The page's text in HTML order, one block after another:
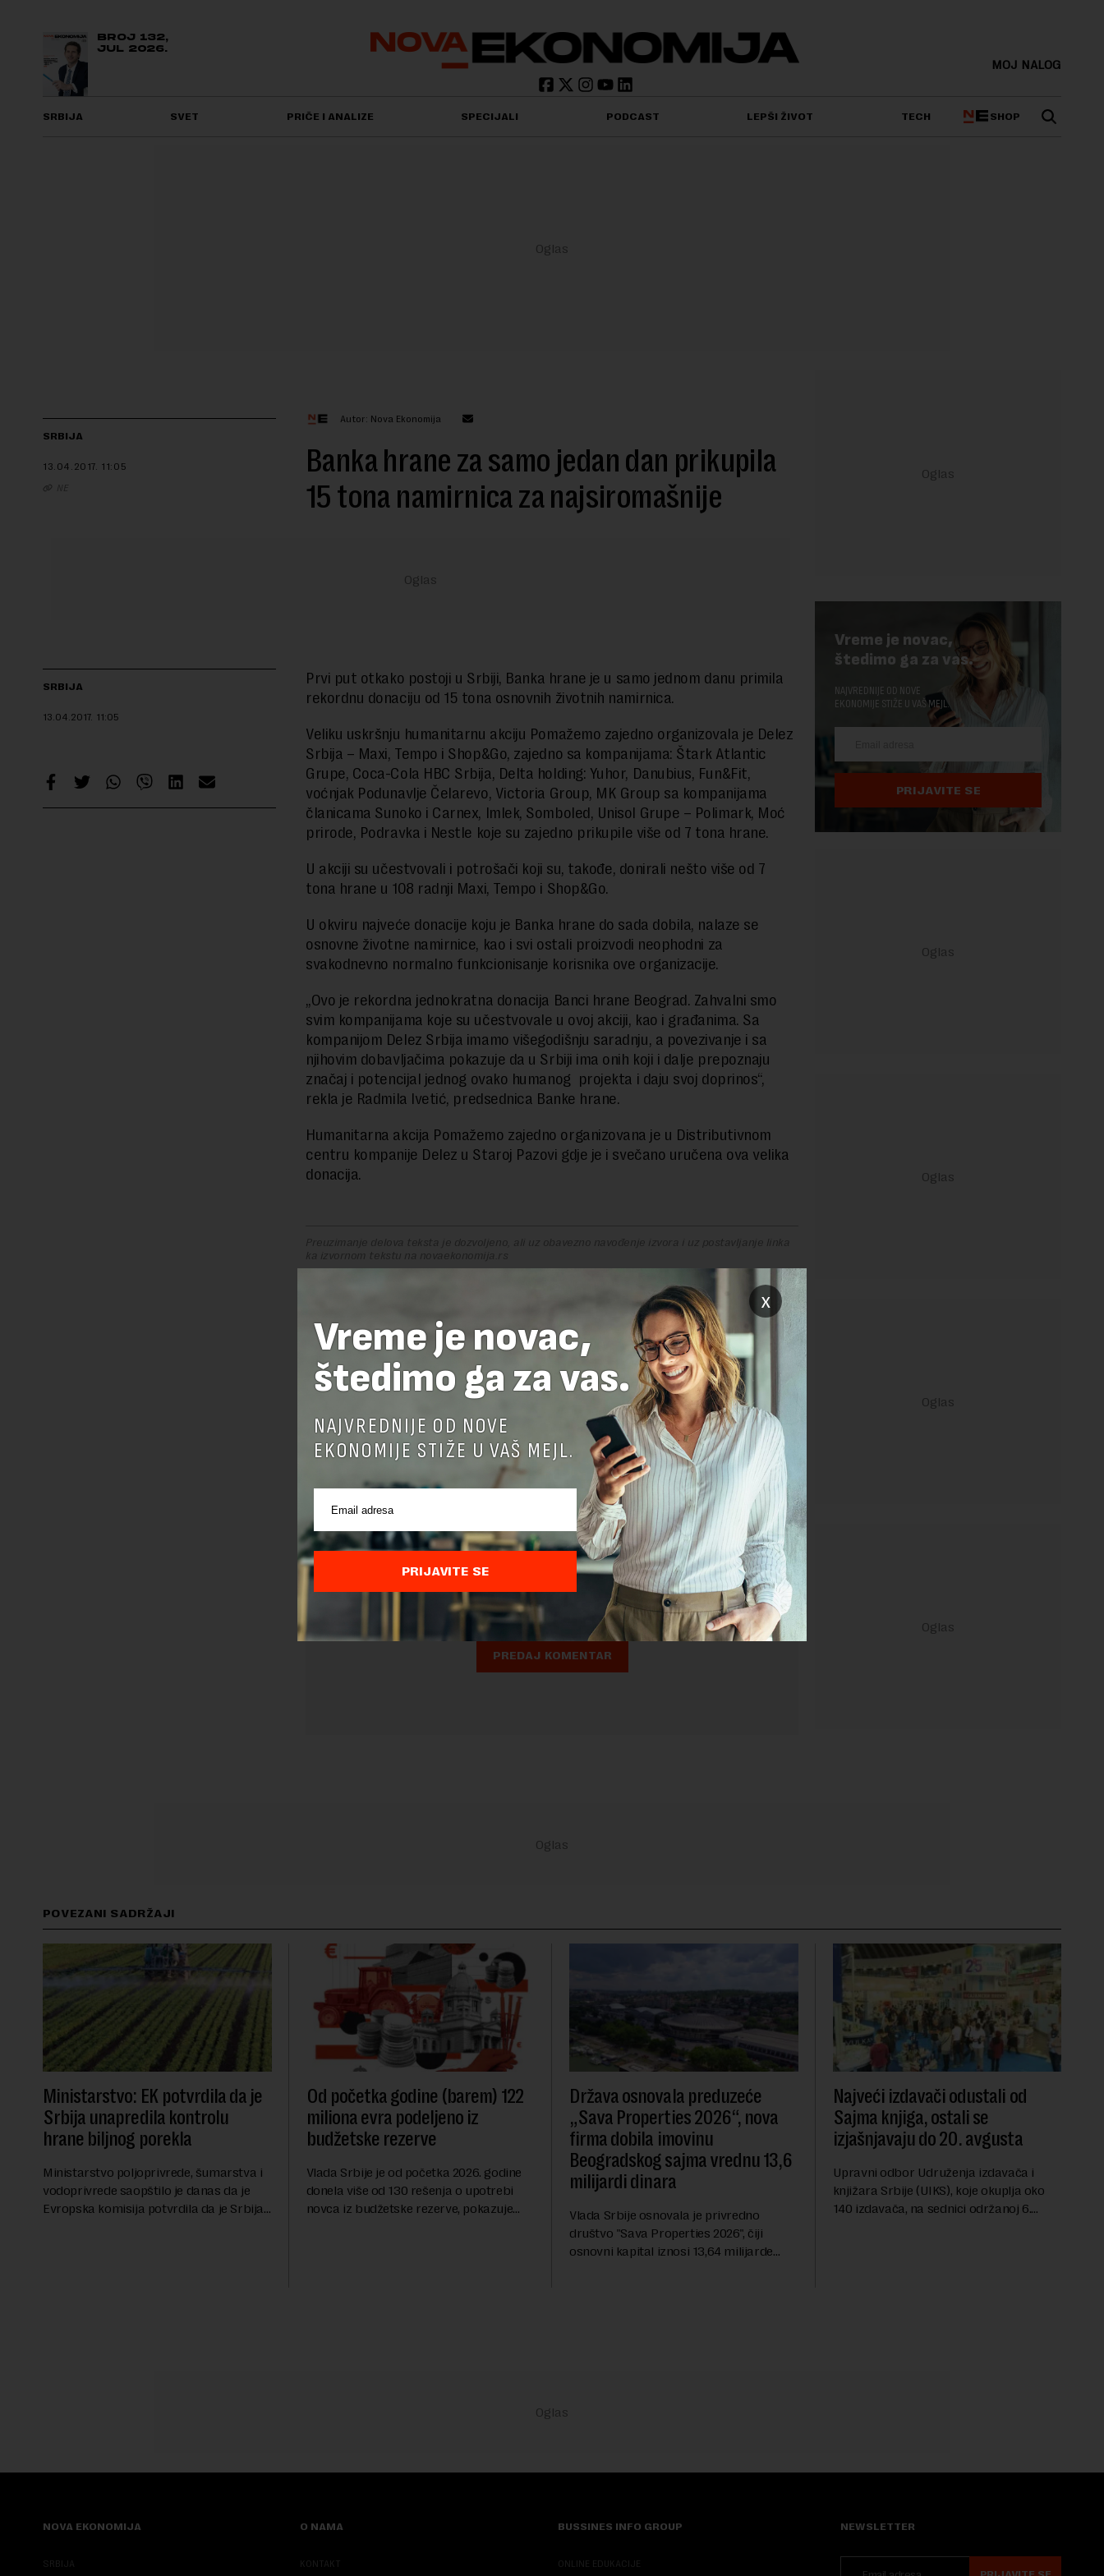
BROJ 132,
JUL 2026.
MOJ NALOG
SRBIJA SVET PRIČE I ANALIZE SPECIJALI PODCAST LEPŠI ŽIVOT TECH SHOP
SRBIJA
13.04.2017. 11:05
NE
Autor: Nova Ekonomija
Banka hrane za samo jedan dan prikupila
15 tona namirnica za najsiromašnije
SRBIJA
13.04.2017. 11:05
Prvi put otkako postoji u Srbiji, Banka hrane je u samo jednom danu primila
rekordnu donaciju od 15 tona osnovnih životnih namirnica.
Veliku uskršnju humanitarnu akciju Pomažemo zajedno organizovala je Delez
Srbija – Maxi, Tempo i Shop&Go, zajedno sa kompanijama: Štark Atlantic
Grupe, Coca-Cola HBC Srbija, Delta holding: Yuhor, Danubius, Fun&Fit,
voćnjak Podunavlje Čelarevo, Victoria Group, MK Group sa kompanijama
članicama Sunoko i Carnex, Imlek, Somboled, Unisol Grupe – Polimark, Moć
prirode, Podravka i Nestle koje su zajedno prikupile više od 7 tona hrane.
U akciji su učestvovali i potrošači koji su, takođe, donirali nešto više od 7
tona hrane u 108 radnji Maxi, Tempo i Shop&Go.
U okviru najveće donacije koju je Banka hrane do sada dobila, nalaze se
osnovne životne namirnice, kao i svi ostali proizvodi neophodni za
svakodnevno normalno funkcionisanje korisnika ove organizacije.
„Ovo je rekordna jednokratna donacija Banci hrane Beograd. Zahvalni smo
svim kompanijama koje su učestvovale u ovoj akciji, kao i građanima. Sa
kompanijom Delez Srbija imamo višegodišnju saradnju, a povezivanje i sa
njihovim dobavljačima pokazuje da u Srbiji ima onih koji i dalje prepoznaju
značaj i potencijal jednog ovako humanog projekta i daju svoj doprinos“,
rekla je Radmila Ivetić, predsednica Banke hrane.
Humanitarna akcija Pomažemo zajedno organizovana je u Distributivnom
centru kompanije Delez u Staroj Pazovi gdje je i svečano uručena ova velika
donacija.
Preuzimanje delova teksta je dozvoljeno, ali uz obavezno navođenje izvora i uz postavljanje linka
ka izvornom tekstu na novaekonomija.rs
OSTAVITE ODGOVOR
Pre slanja komentara, molimo vas da se upoznate sapravilima komentarisanja i pravilima
korišćenja sajta.
Google Politika Privatnosti i Google Uslovi
Korišćenjasu primenjeni.
Vreme je novac,
štedimo ga za vas.
NAJVREDNIJE OD NOVE
EKONOMIJE STIŽE U VAŠ MEJL.
PRIJAVITE SE
POVEZANI SADRŽAJI
Ministarstvo: EK potvrdila da je
Srbija unapredila kontrolu
hrane biljnog porekla
Ministarstvo poljoprivrede, šumarstva i
vodoprivrede saopštilo je danas da je
Evropska komisija potvrdila da je Srbija
Od početka godine (barem) 122
miliona evra podeljeno iz
budžetske rezerve
Vlada Srbije je od početka 2026. godine
donela više od 130 rešenja o upotrebi
novca iz budžetske rezerve, pokazuje
Država osnovala preduzeće
„Sava Properties 2026“, nova
firma dobila imovinu
Beogradskog sajma vrednu 13,6
milijardi dinara
Vlada Srbije osnovala je privredno
društvo "Sava Properties 2026", čiji
osnovni kapital iznosi 13,64 milijarde
Najveći izdavači odustali od
Sajma knjiga, ostali se
izjašnjavaju do 20. avgusta
Upravni odbor Udruženja izdavača i
knjižara Srbije (UIKS), koje okuplja oko
140 izdavača, na sednici održanoj 6.
NOVA EKONOMIJA
SRBIJA
O NAMA
KONTAKT
BUSSINES INFO GROUP
ONLINE EDUKACIJE
NEWSLETTER
x
Vreme je novac,
štedimo ga za vas.
NAJVREDNIJE OD NOVE
EKONOMIJE STIŽE U VAŠ MEJL.
PRIJAVITE SE